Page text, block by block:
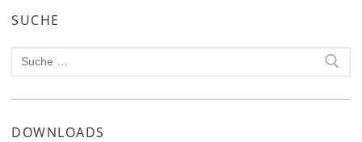
SUCHE
Search
for:
DOWNLOADS